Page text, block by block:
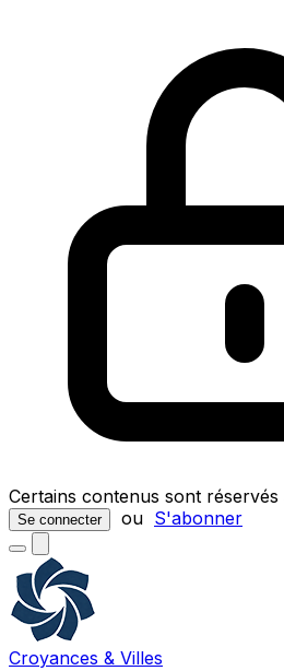
Certains contenus sont réservés
Se connecter ou S'abonner
Croyances & Villes